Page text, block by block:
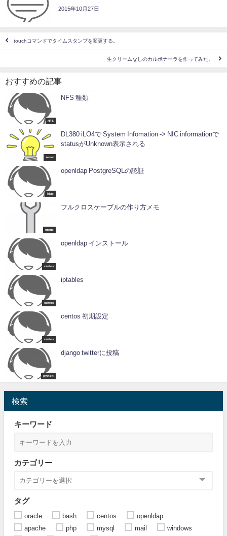
2015年10月27日
touchコマンドでタイムスタンプを変更する。
生クリームなしのカルボナーラを作ってみた。
おすすめの記事
NFS
NFS 種類
server
DL380 iLO4で System Infomation -> NIC informationで
statusがUnknown表示される
ldap
openldap PostgreSQLの認証
memo
フルクロスケーブルの作り方メモ
centos
openldap インストール
centos
iptables
centos
centos 初期設定
python
django twitterに投稿
検索
キーワード
カテゴリー
タグ
oracle bash centos
openldap
apache
php mysql mail
windows